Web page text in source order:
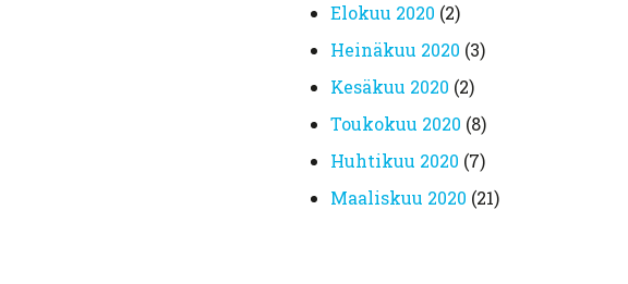
elokuu 2020 (2)
heinäkuu 2020 (3)
kesäkuu 2020 (2)
toukokuu 2020 (8)
huhtikuu 2020 (7)
maaliskuu 2020 (21)